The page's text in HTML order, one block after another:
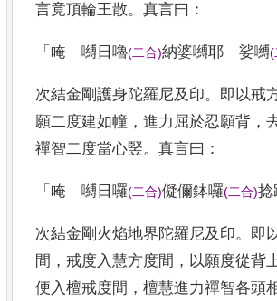
言竟頂輪王散。真言曰 ：
「 唵 嚩日嚕(二合)納婆嚩耶 娑嚩(
次結金剛護身陀羅尼及印。 即以戒
願二度建如幢 ，進力屈於忍願背 ，
禪智二度當心竪。真言曰 ：
「 唵 嚩日囉(二合)儗儞鉢囉(二合)
次結金剛火焰地界陀羅尼及印。 即
間 ，戒度入慧方度間 ， 以願度從背
便入檀戒度間 ，檀慧進力禪智各頭